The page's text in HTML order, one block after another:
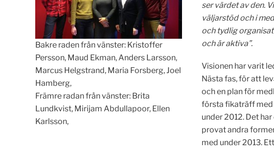
Bakre raden från vänster: Kristoffer
Persson, Maud Ekman, Anders Larsson,
Marcus Helgstrand, Maria Forsberg, Joel
Hamberg,
Främre radan från vänster: Brita
Lundkvist, Mirijam Abdullapoor, Ellen
Karlsson,
ser värdet av den.
väljarstöd och i
och tydlig
och är aktiva”.
Visionen har varit
Nästa fas, för att
och en plan för
första fikaträff med
under 2012. Det
provat andra
med under 2013.